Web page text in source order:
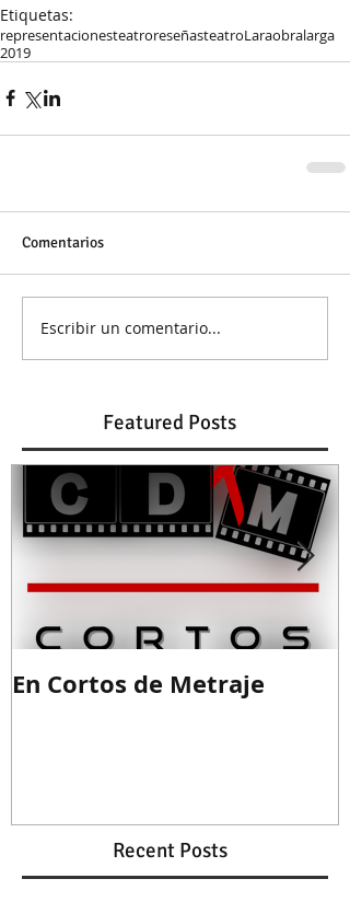
Etiquetas:
representacionesteatroreseñasteatroLaraobralarga
2019
Comentarios
Escribir un comentario...
Featured Posts
En Cortos de Metraje
Recent Posts